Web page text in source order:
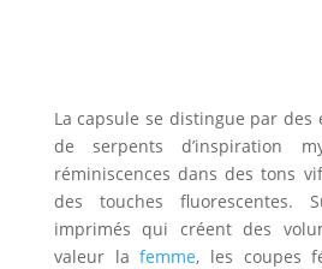
La capsule se distingue par des
de serpents d’inspiration
réminiscences dans des tons
des touches fluorescentes.
imprimés qui créent des
valeur lafemme, les coupes